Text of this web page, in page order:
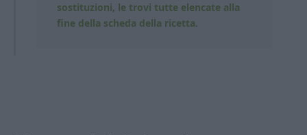
sostituzioni, le trovi tutte elencate alla
fine della scheda della ricetta.